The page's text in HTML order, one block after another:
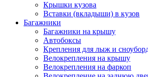
Крышки кузова
Вставки (вкладыши) в кузов
Багажники
Багажники на крышу
Автобоксы
Крепления для лыж и
Велокрепления на крышу
Велокрепления на фаркоп